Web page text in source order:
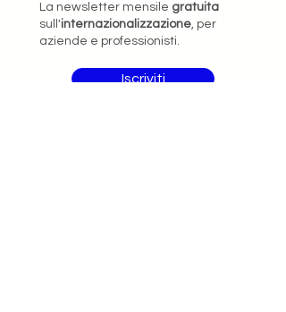
La newsletter mensile gratuita
sull'internazionalizzazione, per
aziende e professionisti.
Iscriviti